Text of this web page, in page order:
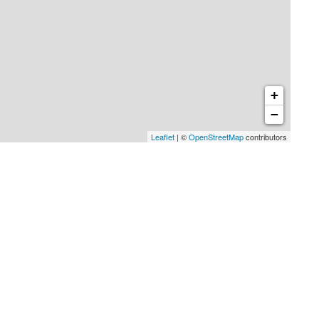
+
−
Leaflet | ©OpenStreetMapcontributors